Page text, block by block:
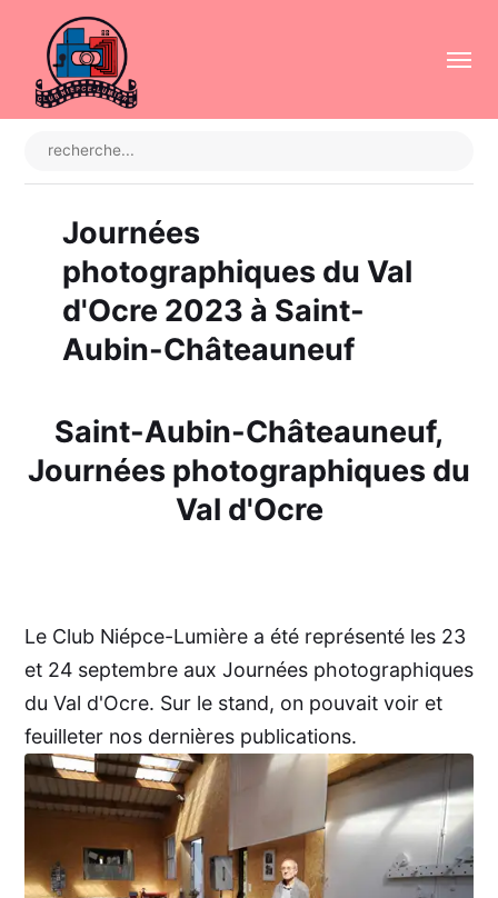
Journées
photographiques du Val
d'Ocre 2023 à Saint-
Aubin-Châteauneuf
Saint-Aubin-Châteauneuf,
Journées photographiques du
Val d'Ocre
Le Club Niépce-Lumière a été représenté les 23
et 24 septembre aux Journées photographiques
du Val d'Ocre. Sur le stand, on pouvait voir et
feuilleter nos dernières publications.